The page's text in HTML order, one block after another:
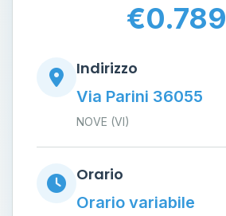
€0.789
Indirizzo
Via Parini 36055
NOVE (VI)
Orario
Orario variabile